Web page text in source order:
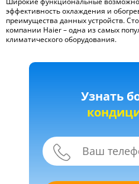
эффективность охлаждения и
преимущества данных устройств.
компании Haier – одна из самых
климатического оборудования.
Узнать